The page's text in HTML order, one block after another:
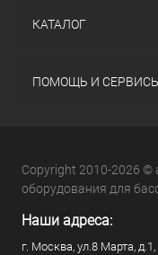
КАТАЛОГ
ПОМОЩЬ И
Copyright 2010-2026 ©
оборудования для
Наши адреса:
г. Москва, ул.8 Марта,